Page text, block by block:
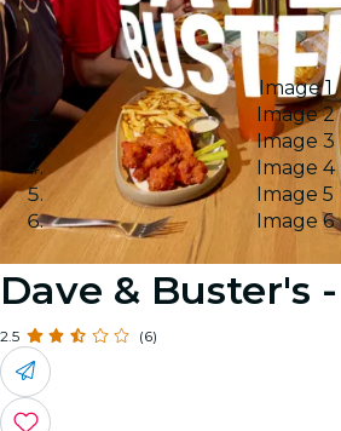
Image 1
Image 2
Image 3
Image 4
Image 5
Image 6
Dave & Buster's
2.5 (6)